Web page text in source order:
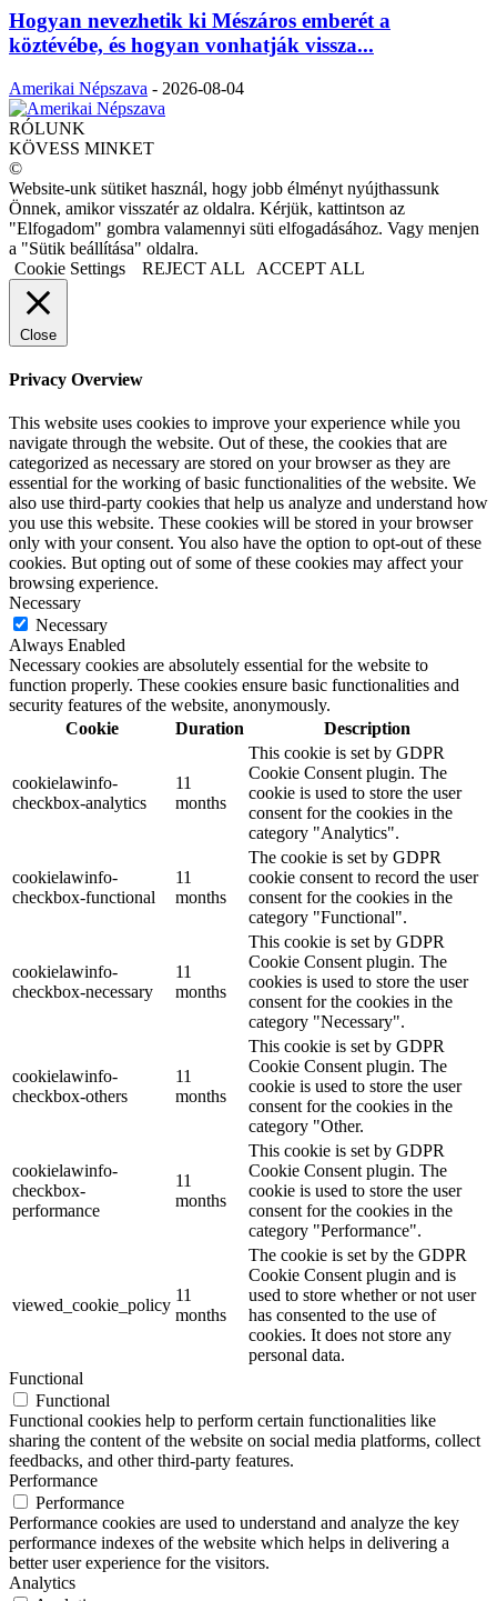
Hogyan nevezhetik ki Mészáros emberét a
köztévébe, és hogyan vonhatják vissza...
Amerikai Népszava - 2026-08-04
RÓLUNK
KÖVESS MINKET
©
Website-unk sütiket használ, hogy jobb élményt nyújthassunk
Önnek, amikor visszatér az oldalra. Kérjük, kattintson az
"Elfogadom" gombra valamennyi süti elfogadásához. Vagy menjen
a "Sütik beállítása" oldalra.
Cookie Settings
REJECT ALL ACCEPT ALL
Close
Privacy Overview
This website uses cookies to improve your experience while you
navigate through the website. Out of these, the cookies that are
categorized as necessary are stored on your browser as they are
essential for the working of basic functionalities of the website. We
also use third-party cookies that help us analyze and understand how
you use this website. These cookies will be stored in your browser
only with your consent. You also have the option to opt-out of these
cookies. But opting out of some of these cookies may affect your
browsing experience.
Necessary
Necessary
Always Enabled
Necessary cookies are absolutely essential for the website to
function properly. These cookies ensure basic functionalities and
security features of the website, anonymously.
Cookie
Duration Description
cookielawinfo-
checkbox-analytics
11
months
This cookie is set by GDPR
Cookie Consent plugin. The
cookie is used to store the user
consent for the cookies in the
category "Analytics".
cookielawinfo-
checkbox-functional
11
months
The cookie is set by GDPR
cookie consent to record the user
consent for the cookies in the
category "Functional".
cookielawinfo-
checkbox-necessary
11
months
This cookie is set by GDPR
Cookie Consent plugin. The
cookies is used to store the user
consent for the cookies in the
category "Necessary".
cookielawinfo-
checkbox-others
11
months
This cookie is set by GDPR
Cookie Consent plugin. The
cookie is used to store the user
consent for the cookies in the
category "Other.
cookielawinfo-
checkbox-
performance
11
months
This cookie is set by GDPR
Cookie Consent plugin. The
cookie is used to store the user
consent for the cookies in the
category "Performance".
viewed_cookie_policy
11
months
The cookie is set by the GDPR
Cookie Consent plugin and is
used to store whether or not user
has consented to the use of
cookies. It does not store any
personal data.
Functional
Functional
Functional cookies help to perform certain functionalities like
sharing the content of the website on social media platforms, collect
feedbacks, and other third-party features.
Performance
Performance
Performance cookies are used to understand and analyze the key
performance indexes of the website which helps in delivering a
better user experience for the visitors.
Analytics